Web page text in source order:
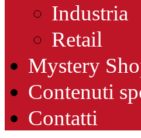
Industria
Retail
Mystery
Contenuti
Contatti